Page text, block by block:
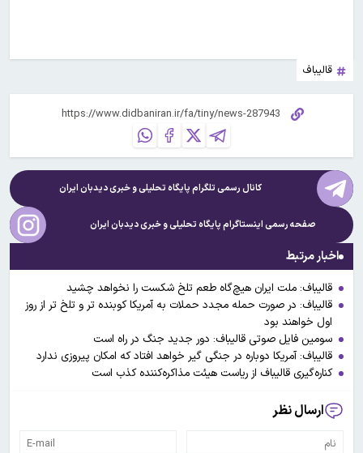
قالیباف
کانال رسمی تلگرام پایگاه تحلیلی و خبریدیدبان ایران
صفحه رسمی اینستاگرام پایگاه تحلیلی و خبریدیدبان ایران
اخبار مرتبط
قالیباف: ملت ایران هیچ‌گاه طعم تلخ شکست را نخواهد چشید
قالیباف: در صورت حمله مجدد حملات به آمریکا کوبنده تر و تلخ تر از روز
اول خواهند بود
سومین فایل صوتی قالیباف: دور جدید جنگ در راه است
قالیباف: آمریکا دوباره در جنگی گیر خواهد افتاد که امکان پیروزی ندارد
کناره‌گیری قالیباف از ریاست هیئت‌ مذاکره‌کننده کذب است
ارسال نظر